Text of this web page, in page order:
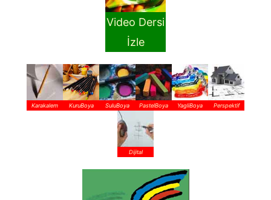
Video Dersi
İzle
Karakalem KuruBoya SuluBoya PastelBoya YagliBoya Perspektif
Dijital